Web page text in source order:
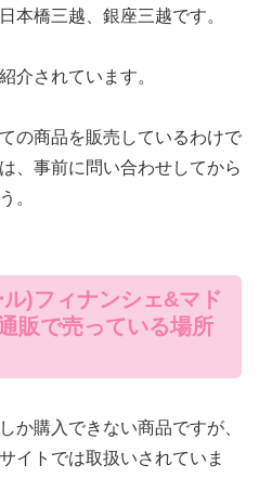
本橋三越、銀座三越です。
介されています。
の商品を販売しているわけで
、事前に問い合わせしてから
。
ル)フィナンシェ&マド
販で売っている場所
か購入できない商品ですが、
イトでは取扱いされていま